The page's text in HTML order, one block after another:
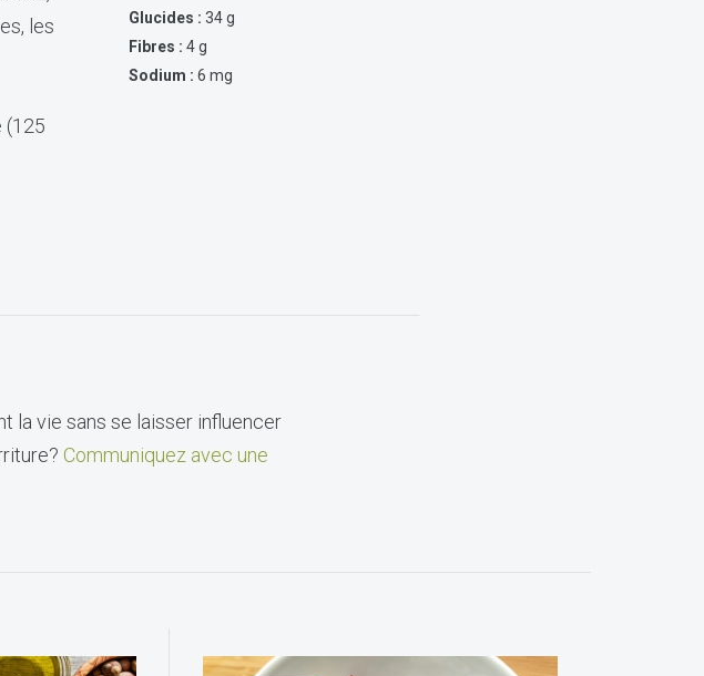
les
(125
Glucides : 34 g
Fibres : 4 g
Sodium : 6 mg
la vie sans se laisser influencer
Communiquez avec une